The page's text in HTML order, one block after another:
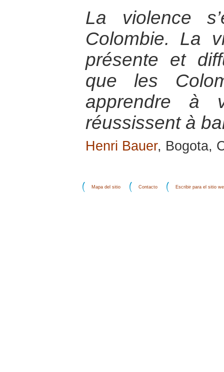
La violence
Colombie. La
présente et
que les
apprendre à
réussissent à
Henri Bauer, Bogota,
Mapa del sitio Contacto Escribir para el sitio